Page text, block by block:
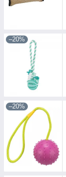
–20%
–20%